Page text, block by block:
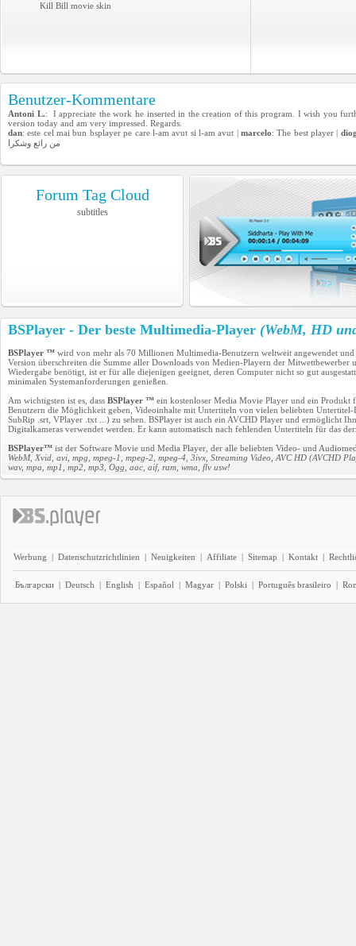
Kill Bill movie skin
Benutzer-Kommentare
Antoni L.: I appreciate the work he inserted in the creation of this program. I wish you
version today and am very impressed. Regards.
dan: este cel mai bun bsplayer pe care l-am avut si l-am avut |marcelo: The best player |
من رائع وشكرا
Forum Tag Cloud
subtitles
BSPlayer - Der beste Multimedia-Player (WebM, HD
BSPlayer ™ wird von mehr als 70 Millionen Multimedia-Benutzern weltweit angewendet
Version überschreiten die Summe aller Downloads von Medien-Playern der
Wiedergabe benötigt, ist er für alle diejenigen geeignet, deren Computer nicht so gut
minimalen Systemanforderungen genießen.
Am wichtigsten ist es, dass BSPlayer ™ ein kostenloser Media Movie Player und ein Produkt
Benutzern die Möglichkeit geben, Videoinhalte mit Untertiteln von vielen beliebten
SubRip .srt, VPlayer .txt ...) zu sehen. BSPlayer ist auch ein AVCHD Player und ermöglicht
Digitalkameras verwendet werden. Er kann automatisch nach fehlenden Untertiteln für das
BSPlayer™ ist der Software Movie und Media Player, der alle beliebten Video- und
WebM, Xvid, avi, mpg, mpeg-1, mpeg-2, mpeg-4, 3ivx, Streaming Video, AVC HD (AVCHD
wav, mpa, mp1, mp2, mp3, Ogg, aac, aif, ram, wma, flv usw!
Werbung | Datenschutzrichtlinien | Neuigkeiten | Affiliate | Sitemap | Kontakt |
Български | Deutsch | English | Español | Magyar | Polski | Português brasileiro |